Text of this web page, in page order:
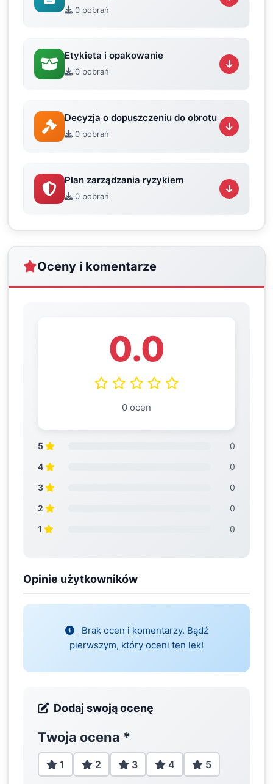
0 pobrań
Etykieta i opakowanie
0 pobrań
Decyzja o dopuszczeniu do obrotu
0 pobrań
Plan zarządzania ryzykiem
0 pobrań
Oceny i komentarze
0.0
0 ocen
5
0
4
0
3
0
2
0
1
0
Opinie użytkowników
Brak ocen i komentarzy. Bądź
pierwszym, który oceni ten lek!
Dodaj swoją ocenę
Twoja ocena *
1 2 3 4 5